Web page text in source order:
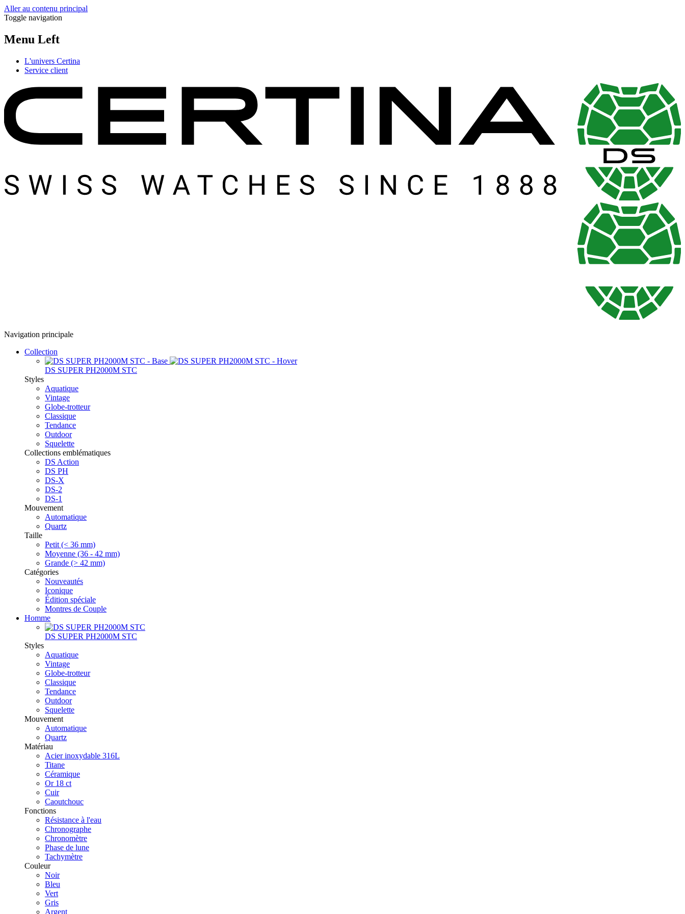
Aller au contenu principal
Toggle navigation
Menu Left
L'univers Certina
Service client
Navigation principale
Collection
DS SUPER PH2000M STC
Styles
Aquatique
Vintage
Globe-trotteur
Classique
Tendance
Outdoor
Squelette
Collections emblématiques
DS Action
DS PH
DS-X
DS-2
DS-1
Mouvement
Automatique
Quartz
Taille
Petit (< 36 mm)
Moyenne (36 - 42 mm)
Grande (> 42 mm)
Catégories
Nouveautés
Iconique
Édition spéciale
Montres de Couple
Homme
DS SUPER PH2000M STC
Styles
Aquatique
Vintage
Globe-trotteur
Classique
Tendance
Outdoor
Squelette
Mouvement
Automatique
Quartz
Matériau
Acier inoxydable 316L
Titane
Céramique
Or 18 ct
Cuir
Caoutchouc
Fonctions
Résistance à l'eau
Chronographe
Chronomètre
Phase de lune
Tachymètre
Couleur
Noir
Bleu
Vert
Gris
Argent